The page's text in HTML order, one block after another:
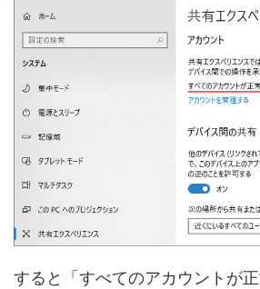
すると「すべてのアカウントが